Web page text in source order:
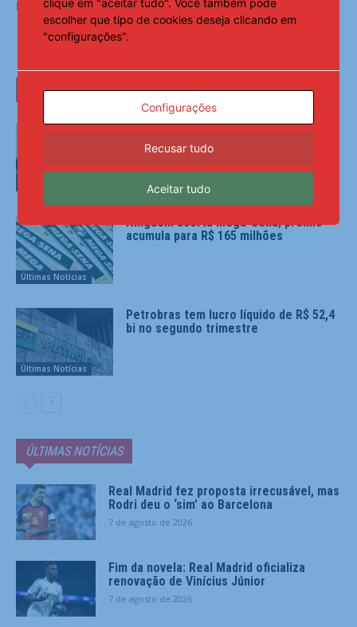
Fonte:Agência Brasil
LEIA TAMBÉM
Pix amplia participação nos
pagamentos em bares e restaurantes
Últimas Notícias
Ninguém acerta Mega-Sena; prêmio
acumula para R$ 165 milhões
Últimas Notícias
Petrobras tem lucro líquido de R$ 52,4
bi no segundo trimestre
ÚLTIMAS NOTÍCIAS
Real Madrid fez proposta irrecusável, mas
Rodri deu o ‘sim’ ao Barcelona
7 de agosto de 2026
Fim da novela: Real Madrid oficializa
renovação de Vinícius Júnior
7 de agosto de 2026
escolher que tipo de cookies deseja clicando em
"configurações".
Configurações
Recusar tudo
Aceitar tudo